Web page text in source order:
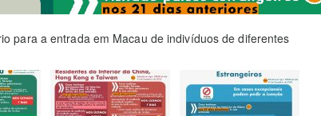
para a entrada em Macau de indivíduos de diferentes